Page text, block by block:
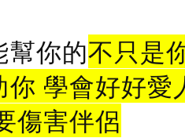
幫你的不只是
你 學會好好愛
傷害伴侶